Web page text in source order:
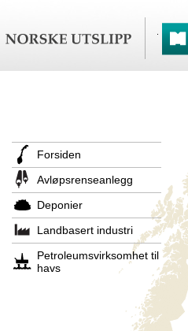
Forsiden
Avløpsrenseanlegg
Deponier
Landbasert industri
Petroleumsvirksomhet til
havs